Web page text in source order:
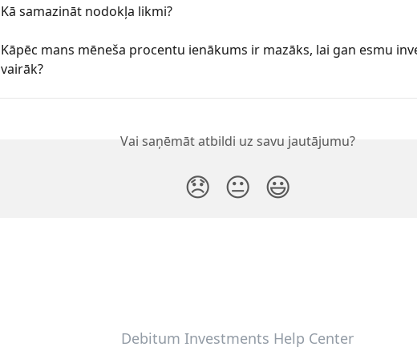
Kā samazināt nodokļa likmi?
Kāpēc mans mēneša procentu ienākums ir mazāks, lai gan esmu
vairāk?
Vai saņēmāt atbildi uz savu jautājumu?
😞 😐 😃
Debitum Investments Help Center